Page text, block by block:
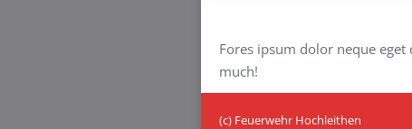
Fores ipsum dolor neque
much!
(c) Feuerwehr Hochleithen